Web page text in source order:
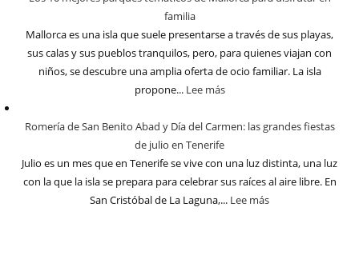
familia
Mallorca es una isla que suele presentarse a través de sus playas,
sus calas y sus pueblos tranquilos, pero, para quienes viajan con
niños, se descubre una amplia oferta de ocio familiar. La isla
propone... Lee más
Romería de San Benito Abad y Día del Carmen: las grandes fiestas
de julio en Tenerife
Julio es un mes que en Tenerife se vive con una luz distinta, una luz
con la que la isla se prepara para celebrar sus raíces al aire libre. En
San Cristóbal de La Laguna,... Lee más